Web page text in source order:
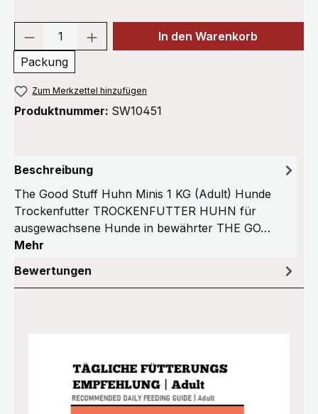
Produkt Anzahl: Gib den
Packung
In den Warenkorb
Zum Merkzettel hinzufügen
Produktnummer: SW10451
Beschreibung
The Good Stuff Huhn Minis 1 KG (Adult) Hunde
Trockenfutter TROCKENFUTTER HUHN für
ausgewachsene Hunde in bewährter THE GO…
Mehr
Bewertungen